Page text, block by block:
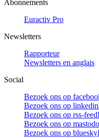
Abonnements
Euractiv Pro
Newsletters
Rapporteur
Newsletters en anglais
Social
Bezoek ons op
Bezoek ons op linkedin
Bezoek ons op rss-feed
Bezoek ons op
Bezoek ons op bluesky